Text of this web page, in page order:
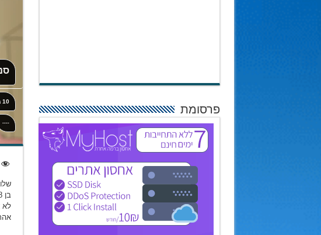
10 בפברואר 2026
----
לא
פרסומת